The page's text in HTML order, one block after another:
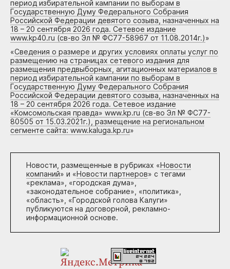
период избирательной кампании по выборам в
Государственную Думу Федерального Собрания
Российской Федерации девятого созыва, назначенных на
18 – 20 сентября 2026 года. Сетевое издание
www.kp40.ru (св-во Эл № ФС77-58967 от 11.08.2014г.)»
«Сведения о размере и других условиях оплаты услуг по
размещению на страницах сетевого издания для
размещения предвыборных, агитационных материалов в
период избирательной кампании по выборам в
Государственную Думу Федерального Собрания
Российской Федерации девятого созыва, назначенных на
18 – 20 сентября 2026 года. Сетевое издание
«Комсомольская правда» www.kp.ru (св-во Эл № ФС77-
80505 от 15.03.2021г.), размещение на региональном
сегменте сайта: www.kaluga.kp.ru»
Новости, размещенные в рубриках «Новости
компаний» и «Новости партнеров» с тегами
«реклама», «городская дума»,
«законодательное собрание», «политика»,
«область», «Городской голова Калуги»
публикуются на договорной, рекламно-
информационной основе.